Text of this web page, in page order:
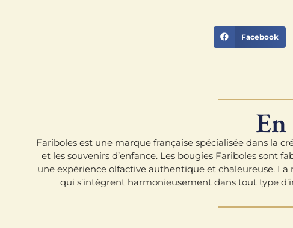
Facebook
En
Fariboles est une marque française spécialisée dans la
et les souvenirs d’enfance. Les bougies Fariboles sont
une expérience olfactive authentique et chaleureuse.
qui s’intègrent harmonieusement dans tout type